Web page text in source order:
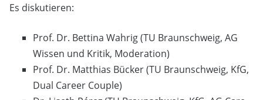
Es diskutieren:
Prof. Dr. Bettina Wahrig (TU Braunschweig, AG
Wissen und Kritik, Moderation)
Prof. Dr. Matthias Bücker (TU Braunschweig, KfG,
Dual Career Couple)